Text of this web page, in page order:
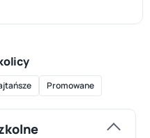
Promowane